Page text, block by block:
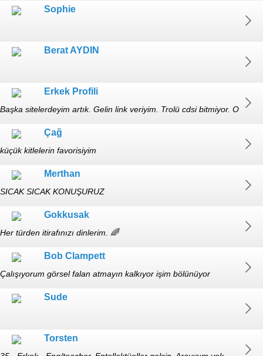
Sophie
Berat AYDIN
Erkek Profili
Başka sitelerdeyim artık. Gelin link veriyim. Trolü cdsi bitmiyor. O
beni tanıdığını söyleyen hatun? Söylediklerin ne alaka?
Çağ
küçük kitlelerin favorisiyim
https://www.tumblr.com/blog/kocyigitcag vsco.co/kocyigitcag
Merthan
SICAK SICAK KONUŞURUZ
Gokkusak
Her türden itirafınızı dinlerim. 🌈
Bob Clampett
Çalışıyorum görsel falan atmayın kalkıyor işim bölünüyor
Sude
Torsten